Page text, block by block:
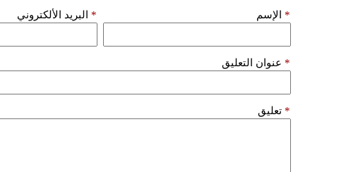
الإسم * البريد الألكتروني *
عنوان التعليق *
تعليق *